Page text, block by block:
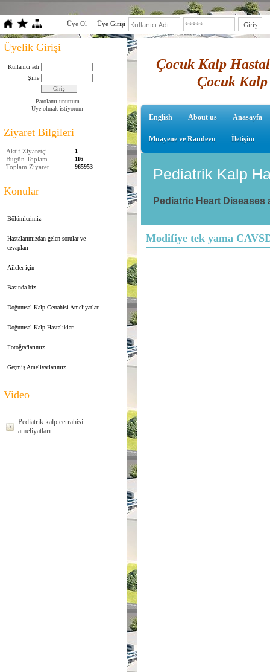
Üye Ol Üye Girişi
Üyelik Girişi
Kullanıcı adı
Şifre
Parolamı unuttum
Üye olmak istiyorum
Ziyaret Bilgileri
Aktif Ziyaretçi 1
Bugün Toplam 116
Toplam Ziyaret 965953
Konular
Bölümlerimiz
Hastalarımızdan gelen sorular ve
cevapları
Aileler için
Basında biz
Doğumsal Kalp Cerrahisi Ameliyatları
Doğumsal Kalp Hastalıkları
Fotoğraflarımız
Geçmiş Ameliyatlarımız
Video
Pediatrik kalp cerrahisi
ameliyatları
Çocuk Kalp
Çocuk
English About us Anasayfa
Muayene ve Randevu İletişim
Pediatrik Kalp
Pediatric Heart
Modifiye tek yama